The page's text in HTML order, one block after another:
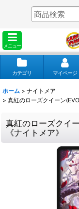
メニュー
カテゴリ マイページ
ホーム > ナイトメア
> 真紅のローズクイーン
真紅のローズクイ
《ナイトメア》